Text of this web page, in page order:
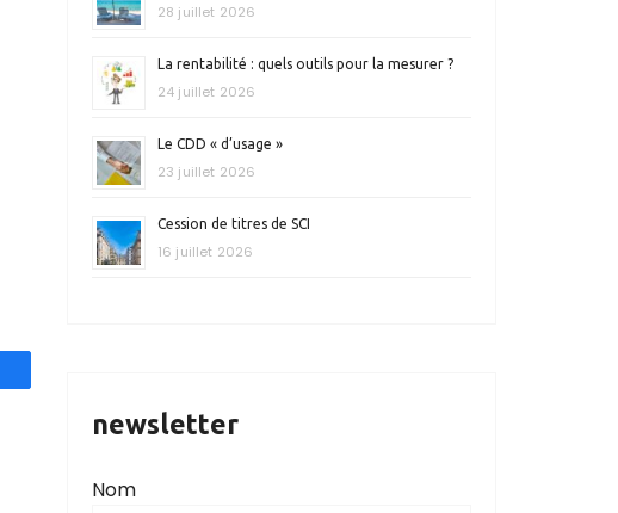
28 juillet 2026
La rentabilité : quels outils pour la mesurer ?
24 juillet 2026
Le CDD « d’usage »
23 juillet 2026
Cession de titres de SCI
16 juillet 2026
newsletter
Nom